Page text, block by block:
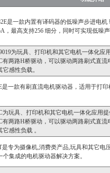
是一款内置有译码器的低噪声步进电
，最高支持256 细分，同时可实现低噪
为玩具、打印机和其它电机一体化应
有两路H桥驱动，可以驱动两路刷式直
它感性负载。
是一款有刷直流电机驱动器，适用于打
为玩具、打印机和其它电机一体化应用
有两路H桥驱动，可以驱动两路刷式直
它感性负载 。
是专为摄像机,消费类产品,玩具和其它电
个集成的电机驱动器解决方案。